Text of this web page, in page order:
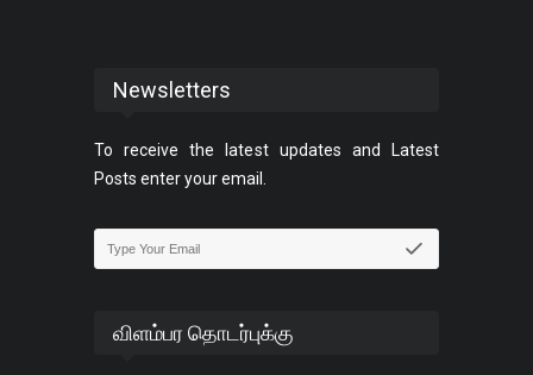
Newsletters
To receive the latest updates and Latest
Posts enter your email.
விளம்பர தொடர்புக்கு